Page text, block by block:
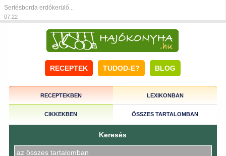
Sertésborda erdőkerülő...
07:22
RECEPTEK TUDOD-E? BLOG
RECEPTEKBEN LEXIKONBAN
CIKKEKBEN ÖSSZES TARTALOMBAN
Keresés